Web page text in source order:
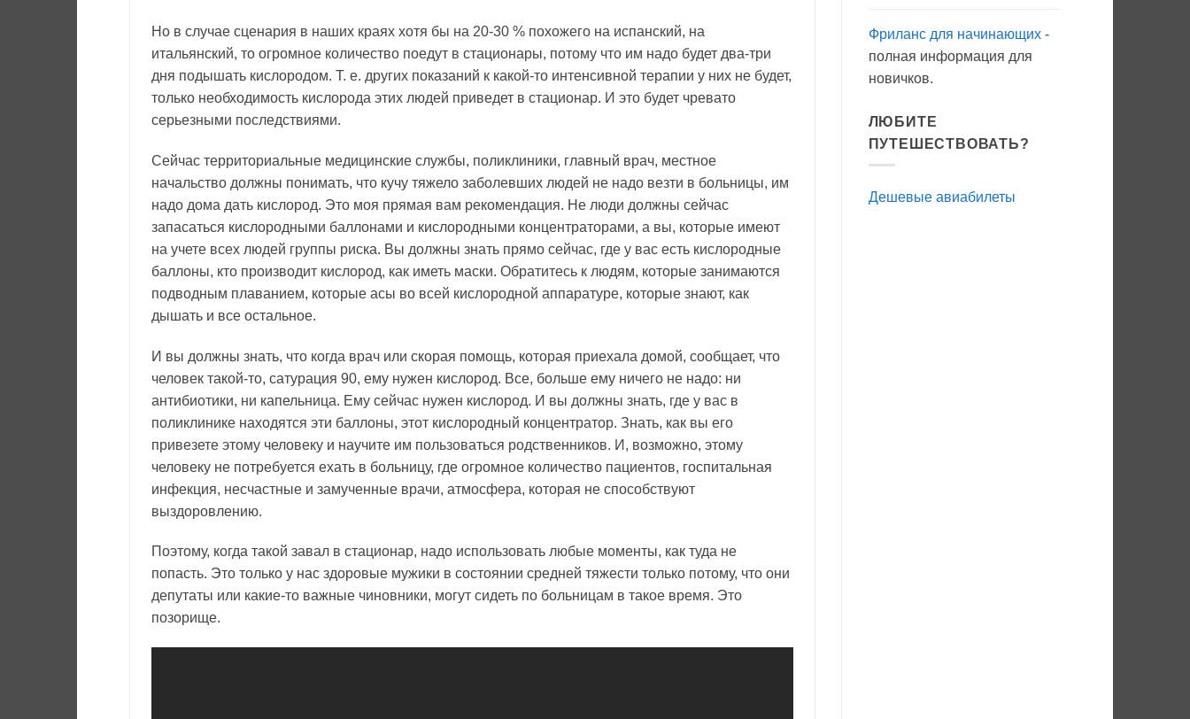
Но в случае сценария в наших краях хотя бы на 20-30 % похожего на испанский, на
итальянский, то огромное количество поедут в стационары, потому что им надо будет два-три
дня подышать кислородом. Т. е. других показаний к какой-то интенсивной терапии у них не будет,
только необходимость кислорода этих людей приведет в стационар. И это будет чревато
серьезными последствиями.
Сейчас территориальные медицинские службы, поликлиники, главный врач, местное
начальство должны понимать, что кучу тяжело заболевших людей не надо везти в больницы, им
надо дома дать кислород. Это моя прямая вам рекомендация. Не люди должны сейчас
запасаться кислородными баллонами и кислородными концентраторами, а вы, которые имеют
на учете всех людей группы риска. Вы должны знать прямо сейчас, где у вас есть кислородные
баллоны, кто производит кислород, как иметь маски. Обратитесь к людям, которые занимаются
подводным плаванием, которые асы во всей кислородной аппаратуре, которые знают, как
дышать и все остальное.
И вы должны знать, что когда врач или скорая помощь, которая приехала домой, сообщает, что
человек такой-то, сатурация 90, ему нужен кислород. Все, больше ему ничего не надо: ни
антибиотики, ни капельница. Ему сейчас нужен кислород. И вы должны знать, где у вас в
поликлинике находятся эти баллоны, этот кислородный концентратор. Знать, как вы его
привезете этому человеку и научите им пользоваться родственников. И, возможно, этому
человеку не потребуется ехать в больницу, где огромное количество пациентов, госпитальная
инфекция, несчастные и замученные врачи, атмосфера, которая не способствуют
выздоровлению.
Поэтому, когда такой завал в стационар, надо использовать любые моменты, как туда не
попасть. Это только у нас здоровые мужики в состоянии средней тяжести только потому, что они
депутаты или какие-то важные чиновники, могут сидеть по больницам в такое время. Это
позорище.
Фриланс для начинающих-
полная информация для
новичков.
ЛЮБИТЕ
ПУТЕШЕСТВОВАТЬ?
Дешевые авиабилеты